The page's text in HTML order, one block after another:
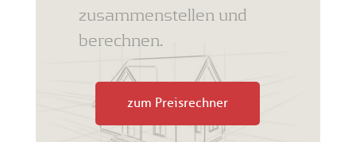
zusammenstellen und
berechnen.
zum Preisrechner